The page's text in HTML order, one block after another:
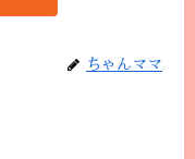
ちゃんママ